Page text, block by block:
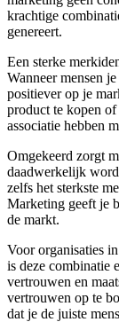
krachtige
genereert.
Een sterke
Wanneer mensen
positiever op je
product te kopen of
associatie hebben
Omgekeerd zorgt
daadwerkelijk
zelfs het sterkste
Marketing geeft je
de markt.
Voor organisaties
is deze combinatie
vertrouwen en
vertrouwen op te
dat je de juiste